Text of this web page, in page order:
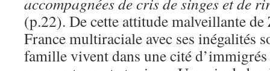
(p.22). De cette attitude malveillante de
France multiraciale avec ses inégalités
famille vivent dans une cité